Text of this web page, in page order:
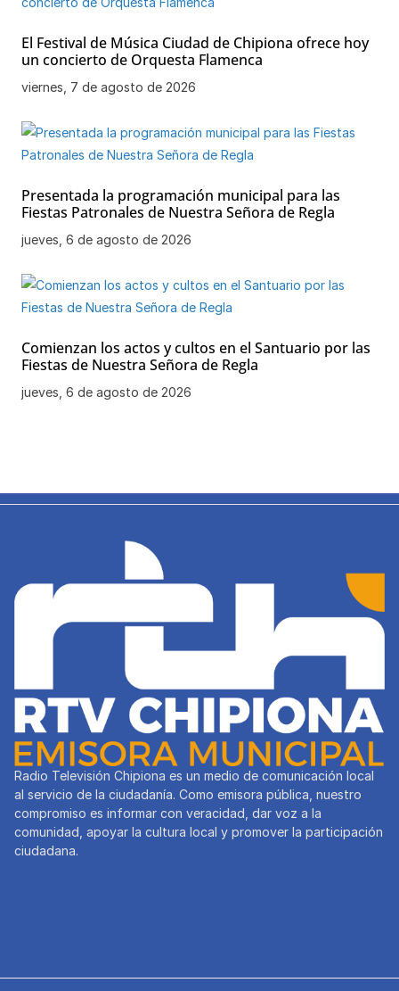
El Festival de Música Ciudad de Chipiona ofrece hoy
un concierto de Orquesta Flamenca
viernes, 7 de agosto de 2026
Presentada la programación municipal para las
Fiestas Patronales de Nuestra Señora de Regla
jueves, 6 de agosto de 2026
Comienzan los actos y cultos en el Santuario por las
Fiestas de Nuestra Señora de Regla
jueves, 6 de agosto de 2026
Radio Televisión Chipiona es un medio de comunicación local
al servicio de la ciudadanía. Como emisora pública, nuestro
compromiso es informar con veracidad, dar voz a la
comunidad, apoyar la cultura local y promover la participación
ciudadana.